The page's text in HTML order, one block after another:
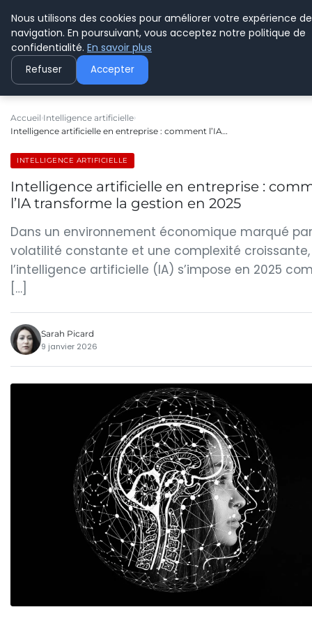
C PLUSPLUS
Accueil Intelligence artificielle
Intelligence artificielle en entreprise : comment l’IA…
INTELLIGENCE ARTIFICIELLE
Intelligence artificielle en entreprise :
l’IA transforme la gestion en 2025
Dans un environnement économique marqué
volatilité constante et une complexité croissante,
l’intelligence artificielle (IA) s’impose en 2025
[…]
Sarah Picard
9 janvier 2026
Nous utilisons des cookies pour améliorer votre expérience de
navigation. En poursuivant, vous acceptez notre politique de
confidentialité. En savoir plus
Refuser Accepter